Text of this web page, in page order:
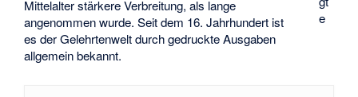
e
Mittelalter stärkere Verbreitung, als lange
angenommen wurde. Seit dem 16. Jahrhundert ist
es der Gelehrtenwelt durch gedruckte Ausgaben
allgemein bekannt.